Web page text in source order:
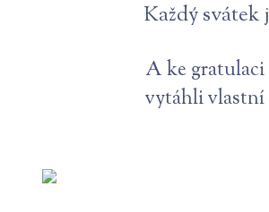
Každý svátek
A ke gratulaci
vytáhli vlastní